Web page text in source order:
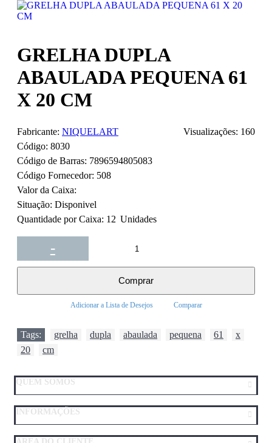
GRELHA DUPLA
ABAULADA PEQUENA 61
X 20 CM
Visualizações: 160
Fabricante: NIQUELART
Código: 8030
Código de Barras: 7896594805083
Código Fornecedor: 508
Valor da Caixa:
Situação: Disponivel
Quantidade por Caixa: 12 Unidades
-
+
Comprar
Adicionar a Lista de Desejos Comparar
Tags: grelha dupla abaulada pequena 61 x
20
cm
QUEM SOMOS
INFORMAÇÕES